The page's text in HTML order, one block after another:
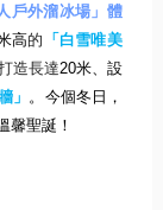
外溜冰場」 體
高的 「 白雪唯美
造長達20米、設
」 。 今個冬日，
馨聖誕 ！